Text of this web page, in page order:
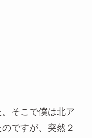
そこで僕は北ア
ですが、突然２